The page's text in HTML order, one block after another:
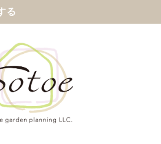
る73-5388